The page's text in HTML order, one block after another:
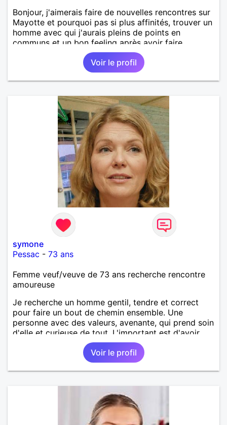
Bonjour, j'aimerais faire de nouvelles rencontres sur
Mayotte et pourquoi pas si plus affinités, trouver un
homme avec qui j'aurais pleins de points en
communs et un bon feeling après avoir faire
connaissance bien sûr.
Voir le profil
symone
Pessac - 73 ans
Femme veuf/veuve de 73 ans recherche rencontre
amoureuse
Je recherche un homme gentil, tendre et correct
pour faire un bout de chemin ensemble. Une
personne avec des valeurs, avenante, qui prend soin
d'elle et curieuse de tout. L'important est d'avoir
une complicité de tous les instants. Je suis prête de
nouveau a faire confiance mais avec des limites. Au
plaisir de vous lire et essayez de répondre !
Voir le profil